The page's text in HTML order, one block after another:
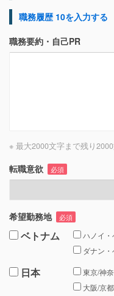
職務履歴 10を入力する
職務要約・自己PR
※ 最大2000文字まで残り2000
転職意欲 必須
希望勤務地 必須
ベトナム ハノイ
ダナン
日本
東京/神
大阪/京